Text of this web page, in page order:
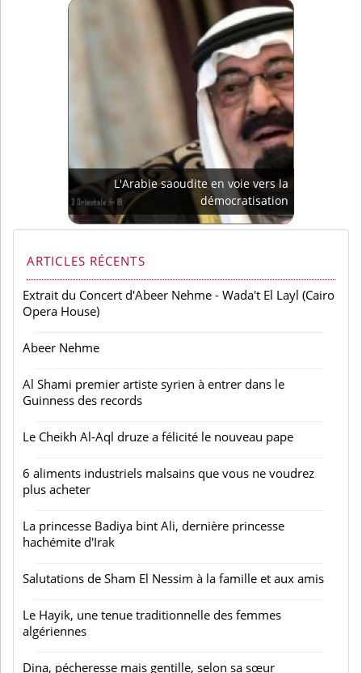
L'Arabie saoudite en voie vers la
démocratisation
ARTICLES RÉCENTS
Extrait du Concert d'Abeer Nehme - Wada't El Layl (Cairo
Opera House)
Abeer Nehme
Al Shami premier artiste syrien à entrer dans le
Guinness des records
Le Cheikh Al-Aql druze a félicité le nouveau pape
6 aliments industriels malsains que vous ne voudrez
plus acheter
La princesse Badiya bint Ali, dernière princesse
hachémite d'Irak
Salutations de Sham El Nessim à la famille et aux amis
Le Hayik, une tenue traditionnelle des femmes
algériennes
Dina, pécheresse mais gentille, selon sa sœur